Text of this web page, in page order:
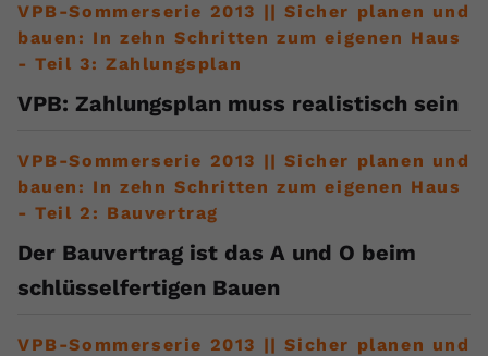
VPB-Sommerserie 2013 || Sicher planen und
bauen: In zehn Schritten zum eigenen Haus
- Teil 3: Zahlungsplan
VPB: Zahlungsplan muss realistisch sein
VPB-Sommerserie 2013 || Sicher planen und
bauen: In zehn Schritten zum eigenen Haus
- Teil 2: Bauvertrag
Der Bauvertrag ist das A und O beim
schlüsselfertigen Bauen
VPB-Sommerserie 2013 || Sicher planen und
Name yt.innertube::requests
Anbieter youtube.com
Laufzeit Session
Dieser von YouTube gesetzte Cookie
registriert eine eindeutige ID, um
Daten darüber zu speichern, welche
Videos von YouTube der Nutzer
gesehen hat.